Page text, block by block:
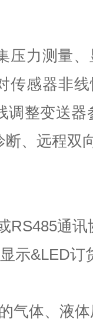
压力测量
传感器非
调整变送
、远程双
RS485通讯
示&LED订
气体、液